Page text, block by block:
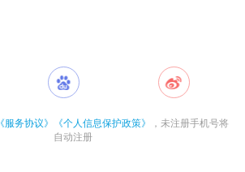
《服务协议》 《个人信息保护政策》
，未注册手机号将
自动注册